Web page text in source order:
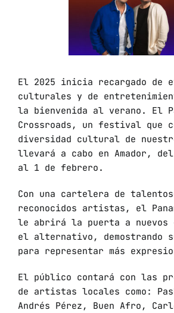
El 2025 inicia recargado de
culturales y de
la bienvenida al verano. El
Crossroads, un festival que
diversidad cultural de
llevará a cabo en Amador,
al 1 de febrero.
Con una cartelera de
reconocidos artistas, el
le abrirá la puerta a nuevos
el alternativo, demostrando
para representar más
El público contará con las
de artistas locales como:
Andrés Pérez, Buen Afro,